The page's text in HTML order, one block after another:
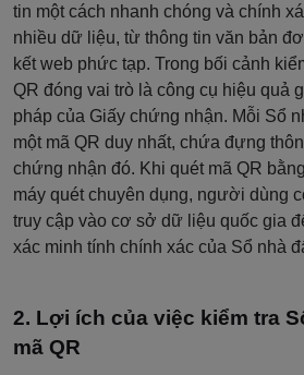
tin một cách nhanh chóng và chính
nhiều dữ liệu, từ thông tin văn bản
kết web phức tạp. Trong bối cảnh
QR đóng vai trò là công cụ hiệu quả
pháp của Giấy chứng nhận. Mỗi Sổ
một mã QR duy nhất, chứa đựng
chứng nhận đó. Khi quét mã QR
máy quét chuyên dụng, người dùng
truy cập vào cơ sở dữ liệu quốc gia
xác minh tính chính xác của Sổ nhà
Lợi ích của việc kiểm tra
mã QR